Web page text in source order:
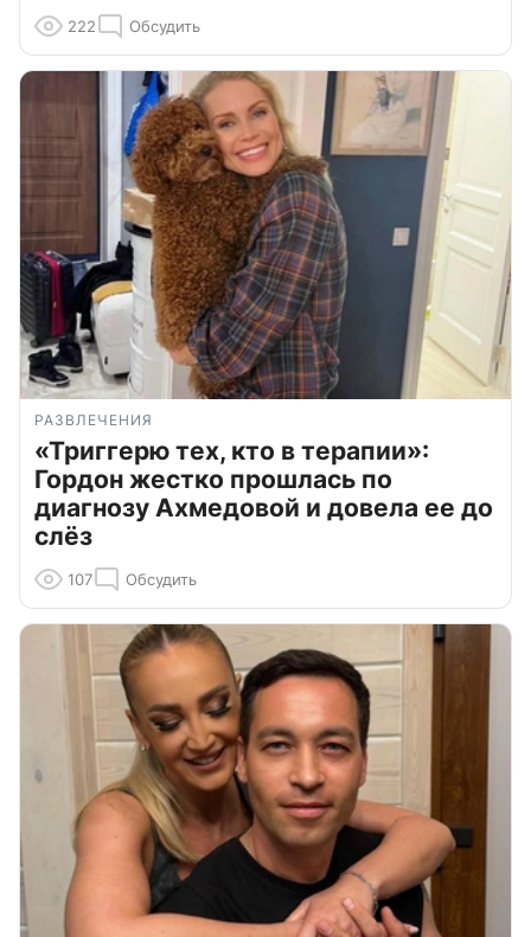
222 Обсудить
РАЗВЛЕЧЕНИЯ
«Триггерю тех, кто в терапии»:
Гордон жестко прошлась по
диагнозу Ахмедовой и довела ее до
слёз
107 Обсудить